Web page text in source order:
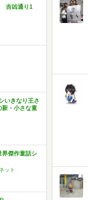
吉凶通り1
いきなり王さ
新・小さな童
界傑作童話シ
ット